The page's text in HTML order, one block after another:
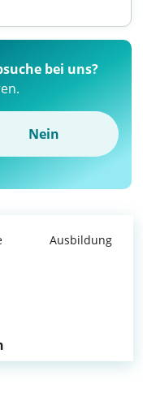
bei uns?
Nein
Ausbildung